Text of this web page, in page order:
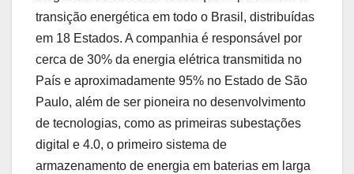
transição energética em todo o Brasil, distribuídas
em 18 Estados. A companhia é responsável por
cerca de 30% da energia elétrica transmitida no
País e aproximadamente 95% no Estado de São
Paulo, além de ser pioneira no desenvolvimento
de tecnologias, como as primeiras subestações
digital e 4.0, o primeiro sistema de
armazenamento de energia em baterias em larga